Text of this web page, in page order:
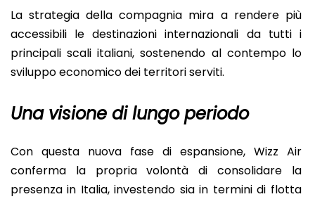
La strategia della compagnia mira a rendere più
accessibili le destinazioni internazionali da tutti i
principali scali italiani, sostenendo al contempo lo
sviluppo economico dei territori serviti.
Una visione di lungo periodo
Con questa nuova fase di espansione, Wizz Air
conferma la propria volontà di consolidare la
presenza in Italia, investendo sia in termini di flotta